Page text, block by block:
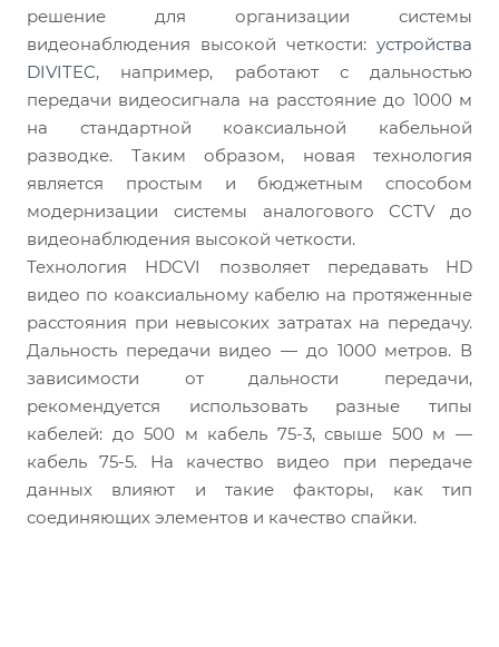
решение для организации системы
видеонаблюдения высокой четкости: устройства
DIVITEC, например, работают с дальностью
передачи видеосигнала на расстояние до 1000 м
на стандартной коаксиальной кабельной
разводке. Таким образом, новая технология
является простым и бюджетным способом
модернизации системы аналогового CCTV до
видеонаблюдения высокой четкости.
Технология HDCVI позволяет передавать HD
видео по коаксиальному кабелю на протяженные
расстояния при невысоких затратах на передачу.
Дальность передачи видео — до 1000 метров. В
зависимости от дальности передачи,
рекомендуется использовать разные типы
кабелей: до 500 м кабель 75-3, свыше 500 м —
кабель 75-5. На качество видео при передаче
данных влияют и такие факторы, как тип
соединяющих элементов и качество спайки.